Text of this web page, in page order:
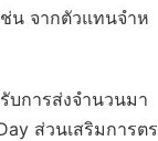
น จากตัวแทนจำห
บการส่งจำนวนมา
ส่วนเสริมการตร